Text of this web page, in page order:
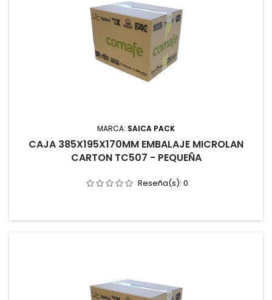
MARCA: SAICA PACK
CAJA 385X195X170MM EMBALAJE MICROLAN
CARTON TC507 - PEQUEÑA
Reseña(s): 0